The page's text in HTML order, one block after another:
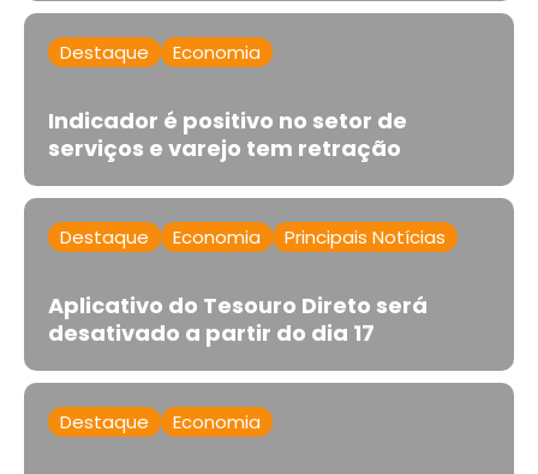
Destaque Economia
Indicador é positivo no setor de
serviços e varejo tem retração
Destaque Economia Principais Notícias
Aplicativo do Tesouro Direto será
desativado a partir do dia 17
Destaque Economia